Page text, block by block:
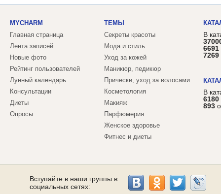
MYCHARM
Главная страница
Лента записей
Новые фото
Рейтинг пользователей
Лунный календарь
Консультации
Диеты
Опросы
ТЕМЫ
Секреты красоты
Мода и стиль
Уход за кожей
Маникюр, педикюр
Прически, уход за волосами
Косметология
Макияж
Парфюмерия
Женское здоровье
Фитнес и диеты
В
6691
7269
В
6180
893
Вступайте в наши группы в
социальных сетях: